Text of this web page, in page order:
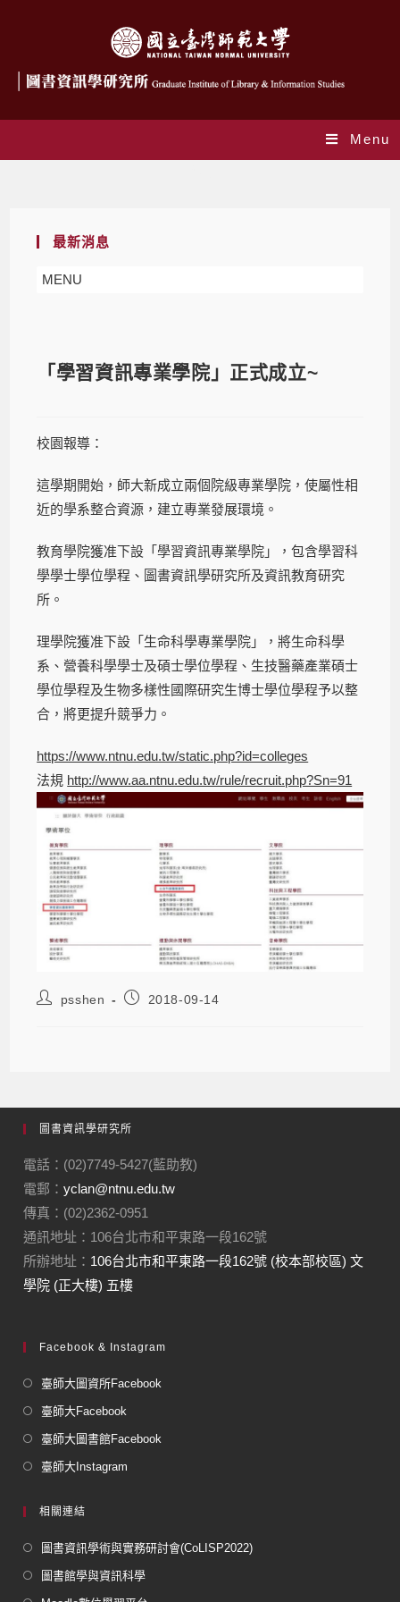
Menu
最新消息
MENU
「學習資訊專業學院」正式成立~
校園報導：
這學期開始，師大新成立兩個院級專業學院，使屬性相
近的學系整合資源，建立專業發展環境。
教育學院獲准下設「學習資訊專業學院」，包含學習科
學學士學位學程、圖書資訊學研究所及資訊教育研究
所。
理學院獲准下設「生命科學專業學院」，將生命科學
系、營養科學學士及碩士學位學程、生技醫藥產業碩士
學位學程及生物多樣性國際研究生博士學位學程予以整
合，將更提升競爭力。
https://www.ntnu.edu.tw/static.php?id=colleges
法規 http://www.aa.ntnu.edu.tw/rule/recruit.php?Sn=91
psshen 2018-09-14
圖書資訊學研究所
電話：(02)7749-5427(藍助教)
電郵：yclan@ntnu.edu.tw
傳真：(02)2362-0951
通訊地址：106台北市和平東路一段162號
所辦地址： 106台北市和平東路一段162號 (校本部校區) 文
學院 (正大樓) 五樓
Facebook & Instagram
臺師大圖資所Facebook
臺師大Facebook
臺師大圖書館Facebook
臺師大Instagram
相關連結
圖書資訊學術與實務研討會(CoLISP2022)
圖書館學與資訊科學